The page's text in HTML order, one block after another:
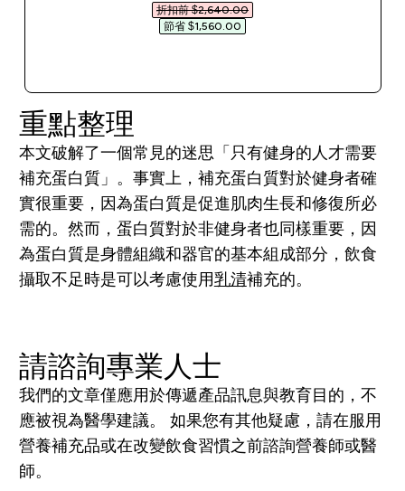
折扣前 $2,640.00‎
節省 $1,560.00‎
重點整理
本文破解了一個常見的迷思「只有健身的人才需要
補充蛋白質」。事實上，補充蛋白質對於健身者確
實很重要，因為蛋白質是促進肌肉生長和修復所必
需的。然而，蛋白質對於非健身者也同樣重要，因
為蛋白質是身體組織和器官的基本組成部分，飲食
攝取不足時是可以考慮使用乳清補充的。
請諮詢專業人士
我們的文章僅應用於傳遞產品訊息與教育目的，不
應被視為醫學建議。 如果您有其他疑慮，請在服用
營養補充品或在改變飲食習慣之前諮詢營養師或醫
師。